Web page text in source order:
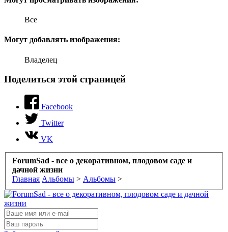
Все
Могут добавлять изображения:
Владелец
Поделиться этой страницей
Facebook
Twitter
VK
ForumSad - все о декоративном, плодовом саде и
дачной жизни
Главная Альбомы > Альбомы >